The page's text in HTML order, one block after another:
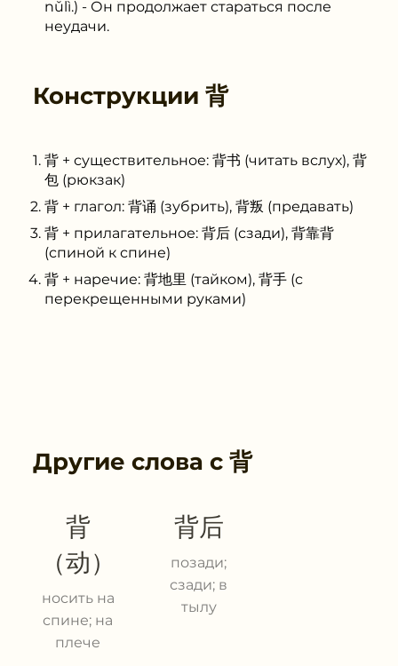
nǔlì.) - Он продолжает стараться после
неудачи.
Конструкции 背
背 + существительное: 背书 (читать вслух), 背
包 (рюкзак)
背 + глагол: 背诵 (зубрить), 背叛 (предавать)
背 + прилагательное: 背后 (сзади), 背靠背
(спиной к спине)
背 + наречие: 背地里 (тайком), 背手 (с
перекрещенными руками)
Другие слова с 背
背
（动）
носить на
спине; на
плече
背后
позади;
сзади; в
тылу